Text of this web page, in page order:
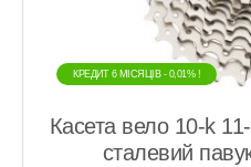
КРЕДИТ 6 МIСЯЦIВ - 0,01% !
Касета вело 10-k
сталевий